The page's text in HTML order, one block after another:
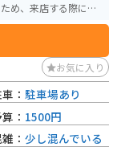
め、来店する際には
ので、バイクツーリ
みてはいかがでしょ
お気に入り
： 駐車場あり
： 1500円
： 少し混んでいる